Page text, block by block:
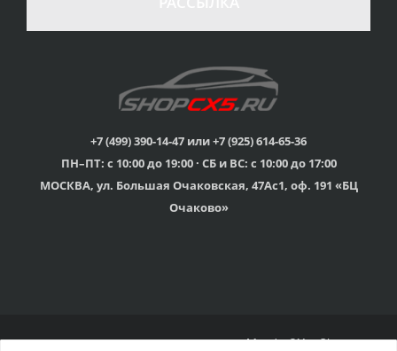
товаром
Вы можете выбрать
наиболее удобный
для Вас
Профессиональная
консультация
мы знаем о Mazda CX-
Скидки
членам клуба и
обладателям клубных
Оперативная доставка
+7 (499) 390-14-47 или +7 (925) 614-65-36
ПН–ПТ: с 10:00 до 19:00 · СБ и ВС: с 10:00 до 17:00
МОСКВА, ул. Большая Очаковская, 47Ас1, оф. 191 «БЦ
Очаково»
© 2015г-2025г., Клубный магазин Mazda CX-5 Shop